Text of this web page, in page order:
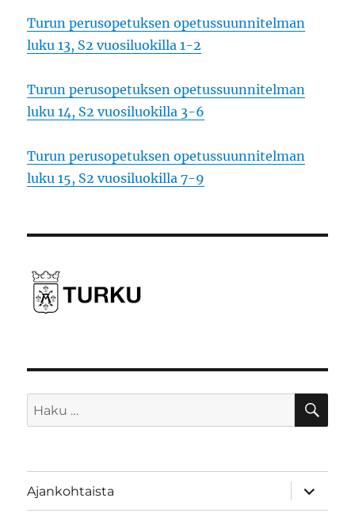
Turun perusopetuksen opetussuunnitelman
luku 13, S2 vuosiluokilla 1-2
Turun perusopetuksen opetussuunnitelman
luku 14, S2 vuosiluokilla 3-6
Turun perusopetuksen opetussuunnitelman
luku 15, S2 vuosiluokilla 7-9
Etsi:
Ajankohtaista
näytä